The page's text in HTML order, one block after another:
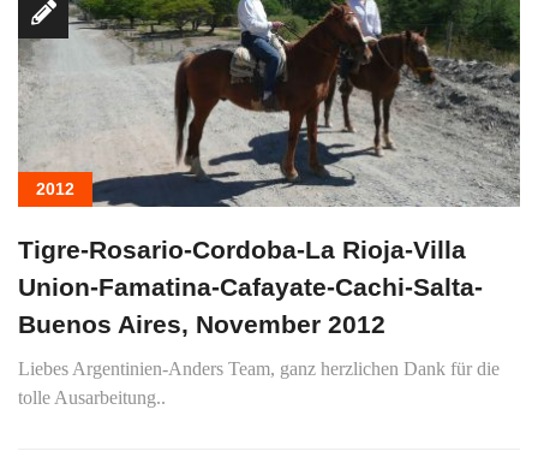
2012
Tigre-Rosario-Cordoba-La Rioja-Villa
Union-Famatina-Cafayate-Cachi-Salta-
Buenos Aires, November 2012
Liebes Argentinien-Anders Team, ganz herzlichen Dank für die
tolle Ausarbeitung..